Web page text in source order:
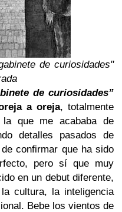
de curiosidades"
de curiosidades”
a oreja, totalmente
que me acababa de
detalles pasados de
confirmar que ha sido
pero sí que muy
en un debut diferente,
cultura, la inteligencia
Bebe los vientos de